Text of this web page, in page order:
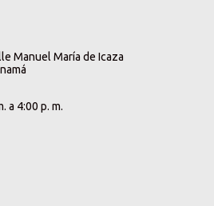
Manuel María de Icaza
a 4:00 p. m.